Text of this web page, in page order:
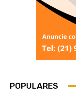
POPULARES